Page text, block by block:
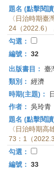
題名 (點擊閱讀
〈日治時期臺
24（2022.6）
勾選：
編號： 32
出版書目： 臺
類別： 經濟
時期(主題)：
作者： 吳玲青
題名 (點擊閱讀
〈日治時期高
73：1（
勾選：
編號： 33